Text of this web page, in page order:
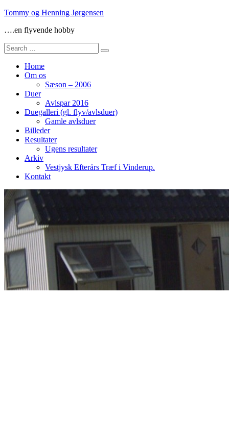
Skip
content
Tommy og Henning Jørgensen
….en flyvende hobby
Search
for:
Home
Om os
Sæson – 2006
Duer
Avlspar 2016
Duegalleri (gl. flyv/avlsduer)
Gamle avlsduer
Billeder
Resultater
Ugens resultater
Arkiv
Vestjysk Efterårs Træf i Vinderup.
Kontakt